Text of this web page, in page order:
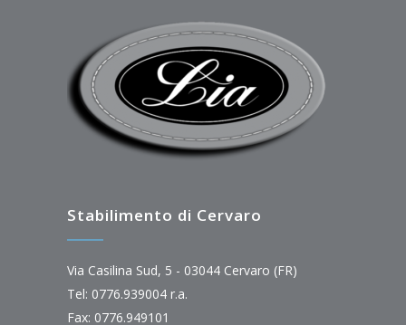
Stabilimento di Cervaro
Via Casilina Sud, 5 - 03044 Cervaro (FR)
Tel: 0776.939004 r.a.
Fax: 0776.949101